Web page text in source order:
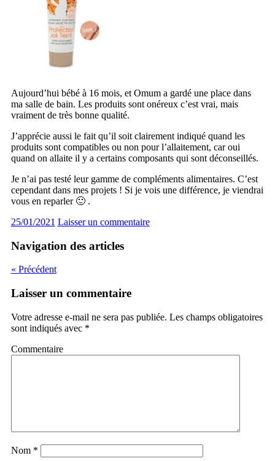
Aujourd’hui bébé à 16 mois, et Omum a gardé une place dans
ma salle de bain. Les produits sont onéreux c’est vrai, mais
vraiment de très bonne qualité.
J’apprécie aussi le fait qu’il soit clairement indiqué quand les
produits sont compatibles ou non pour l’allaitement, car oui
quand on allaite il y a certains composants qui sont déconseillés.
Je n’ai pas testé leur gamme de compléments alimentaires. C’est
cependant dans mes projets ! Si je vois une différence, je viendrai
vous en reparler 🙂 .
25/01/2021 Laisser un commentaire
Navigation des articles
« Précédent
Laisser un commentaire
Votre adresse e-mail ne sera pas publiée. Les champs obligatoires
sont indiqués avec *
Commentaire
Nom *